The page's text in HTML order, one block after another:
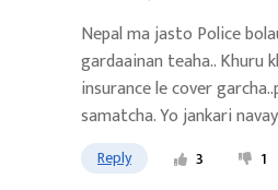
Nepal ma jasto Police
gardaainan teaha.. Khuru
insurance le cover
samatcha. Yo jankari
Reply 3 1